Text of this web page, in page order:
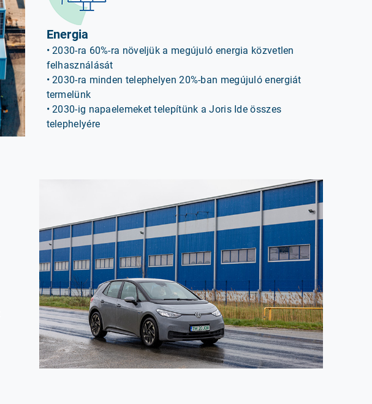
Energia
• 2030-ra 60%-ra növeljük a megújuló energia közvetlen
felhasználását
• 2030-ra minden telephelyen 20%-ban megújuló energiát
termelünk
• 2030-ig napaelemeket telepítünk a Joris Ide összes
telephelyére